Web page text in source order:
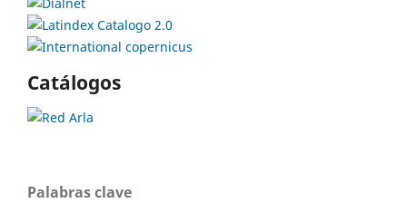
Catálogos
Palabras clave